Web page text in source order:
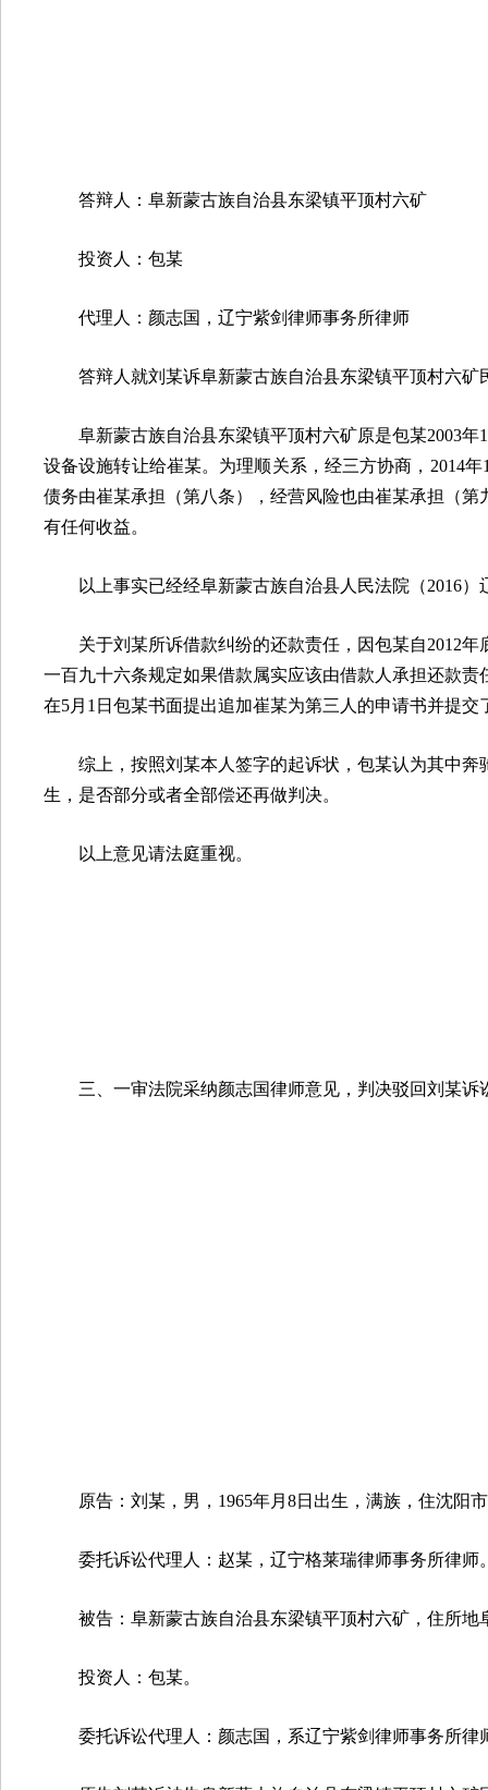
答辩人：阜新蒙古族自治县东梁镇平顶村六矿
投资人：包某
代理人：颜志国，辽宁紫剑律师事务所律师
答辩人就刘某诉阜新蒙古族自治县东梁镇平顶村六
阜新蒙古族自治县东梁镇平顶村六矿原是包某2003年1
设备设施转让给崔某。为理顺关系，经三方协商， 2014年
债务由崔某承担（第八条），经营风险也由崔某承担（
有任何收益。
以上事实已经经阜新蒙古族自治县人民法院（2016）
关于刘某所诉借款纠纷的还款责任，因包某自2012年
一百九十六条规定如果借款属实应该由借款人承担还款
在5月 1 日包某书面提出追加崔某为第三人的申请书并提
综上，按照刘某本人签字的起诉状，包某认为其中
生，是否部分或者全部偿还再做判决。
以上意见请法庭重视。
三、一审法院采纳颜志国律师意见，判决驳回刘某诉
原告：刘某，男， 1965年月 8日出生，满族，住沈阳
委托诉讼代理人：赵某，辽宁格莱瑞律师事务所律师
被告：阜新蒙古族自治县东梁镇平顶村六矿，住所
投资人：包某。
委托诉讼代理人：颜志国，系辽宁紫剑律师事务所律